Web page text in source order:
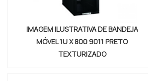
IMAGEM ILUSTRATIVA DE BANDEJA
MÓVEL 1U X 800 9011 PRETO
TEXTURIZADO